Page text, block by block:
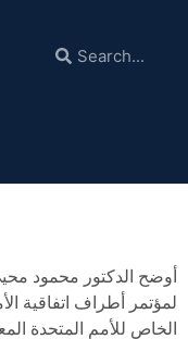
الدكتور محمود
بشرم المناخ هو
أوضح الدكتور محمود
لمؤتمر أطراف اتفاقية